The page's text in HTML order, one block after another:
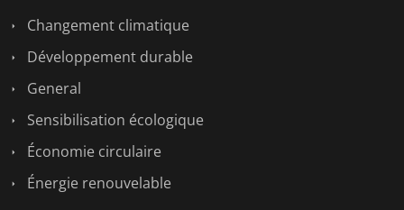
Changement climatique
Développement durable
General
Sensibilisation écologique
Économie circulaire
Énergie renouvelable